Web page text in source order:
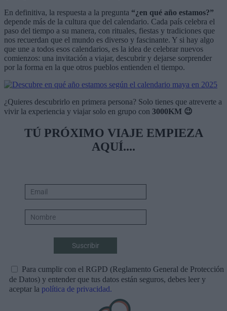
En definitiva, la respuesta a la pregunta “¿en qué año estamos?”
depende más de la cultura que del calendario. Cada país celebra el
paso del tiempo a su manera, con rituales, fiestas y tradiciones que
nos recuerdan que el mundo es diverso y fascinante. Y si hay algo
que une a todos esos calendarios, es la idea de celebrar nuevos
comienzos: una invitación a viajar, descubrir y dejarse sorprender
por la forma en la que otros pueblos entienden el tiempo.
¿Quieres descubrirlo en primera persona? Solo tienes que atreverte a
vivir la experiencia y viajar solo en grupo con 3000KM 😉
TÚ PRÓXIMO VIAJE EMPIEZA
AQUÍ....
Para cumplir con el RGPD (Reglamento General de Protección
de Datos) y entender que tus datos están seguros, debes leer y
aceptar la política de privacidad.